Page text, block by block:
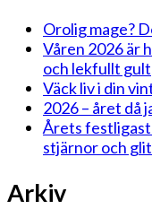
Orolig mage?
Våren 2026 är
och lekfullt gult
Väck liv i din
2026 – året då
Årets
stjärnor och
Arkiv